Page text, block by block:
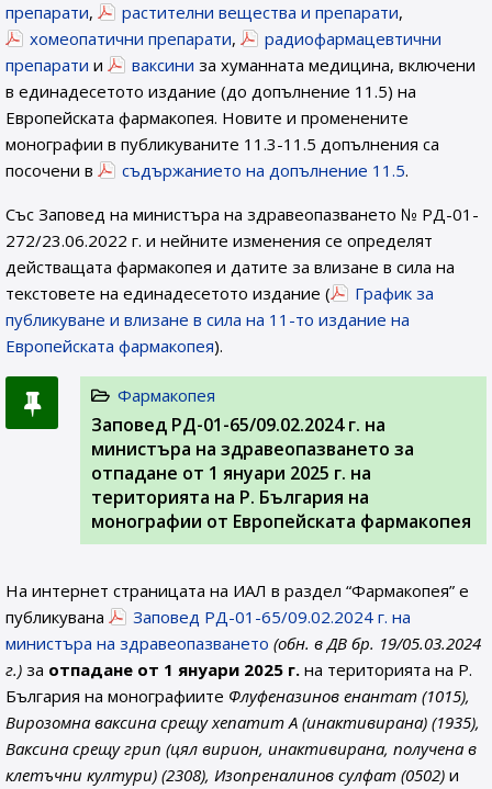
препарати, растителни вещества и препарати,
хомеопатични препарати,
радиофармацевтични
препарати и ваксини за хуманната медицина, включени
в единадесетото издание (до допълнение 11.5) на
Европейската фармакопея. Новите и променените
монографии в публикуваните 11.3-11.5 допълнения са
посочени в
съдържанието на допълнение 11.5.
Със Заповед на министъра на здравеопазването № РД-01-
272/23.06.2022 г. и нейните изменения се определят
действащата фармакопея и датите за влизане в сила на
текстовете на единадесетото издание (
График за
публикуване и влизане в сила на 11-то издание на
Европейската фармакопея).
Фармакопея
Заповед РД-01-65/09.02.2024 г. на
министъра на здравеопазването за
отпадане от 1 януари 2025 г. на
територията на Р. България на
монографии от Европейската фармакопея
На интернет страницата на ИАЛ в раздел “Фармакопея” е
публикувана
Заповед РД-01-65/09.02.2024 г. на
министъра на здравеопазването (обн. в ДВ бр. 19/05.03.2024
г.) за отпадане от 1 януари 2025 г. на територията на Р.
България на монографиите Флуфеназинов енантат (1015),
Вирозомна ваксина срещу хепатит А (инактивирана) (1935),
Ваксина срещу грип (цял вирион, инактивирана, получена в
клетъчни култури) (2308), Изопреналинов сулфат (0502) и